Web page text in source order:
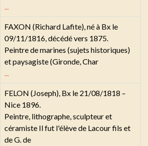
FAXON (Richard Lafite), né à Bx le
09/11/1816, décédé vers 1875.
Peintre de marines (sujets historiques)
et paysagiste (Gironde, Char
FELON (Joseph), Bx le 21/08/1818 –
Nice 1896.
Peintre, lithographe, sculpteur et
céramiste Il fut l'élève de Lacour fils et
de G. de